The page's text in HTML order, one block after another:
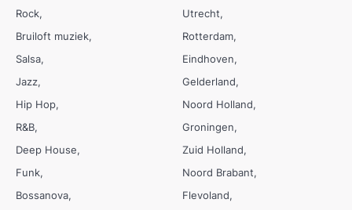
Rock
Bruiloft muziek
Salsa
Jazz
Hip Hop
R&B
Deep House
Funk
Bossanova
Utrecht
Rotterdam
Eindhoven
Gelderland
Noord Holland
Groningen
Zuid Holland
Noord Brabant
Flevoland